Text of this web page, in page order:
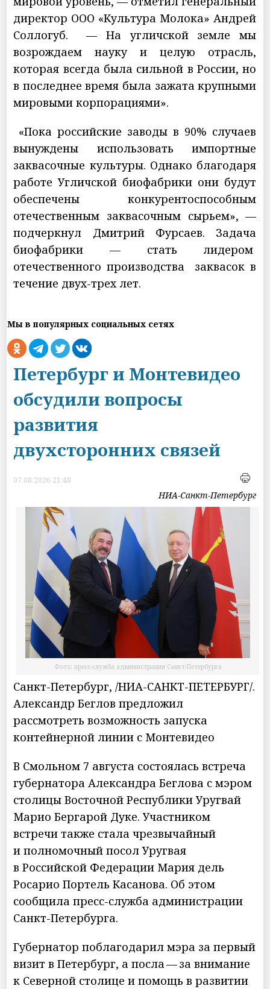
директор ООО «Культура Молока» Андрей
Соллогуб. — На угличской земле мы
возрождаем науку и целую отрасль,
которая всегда была сильной в России, но
в последнее время была зажата крупными
мировыми корпорациями».
«Пока российские заводы в 90% случаев
вынуждены использовать импортные
заквасочные культуры. Однако благодаря
работе Угличской биофабрики они будут
обеспечены конкурентоспособным
отечественным заквасочным сырьем», —
подчеркнул Дмитрий Фурсаев. Задача
биофабрики — стать лидером
отечественного производства заквасок в
течение двух-трех лет.
Мы в популярных социальных сетях
Петербург и Монтевидео
обсудили вопросы
развития
двухсторонних связей
07.08.2026 21:48
НИА-Санкт-Петербург
Фото: пресс-служба администрации Санкт-Петербурга
Санкт-Петербург, /НИА-САНКТ-ПЕТЕРБУРГ/.
Александр Беглов предложил
рассмотреть возможность запуска
контейнерной линии с Монтевидео
В Смольном 7 августа состоялась встреча
губернатора Александра Беглова с мэром
столицы Восточной Республики Уругвай
Марио Бергарой Дуке. Участником
встречи также стала чрезвычайный
и полномочный посол Уругвая
в Российской Федерации Мария дель
Росарио Портель Касанова. Об этом
сообщила пресс-служба администрации
Санкт-Петербурга.
Губернатор поблагодарил мэра за первый
визит в Петербург, а посла — за внимание
к Северной столице и помощь в развитии